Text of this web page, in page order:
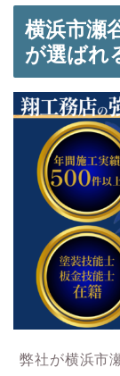
横浜市瀬
が選ばれ
弊社が横浜市